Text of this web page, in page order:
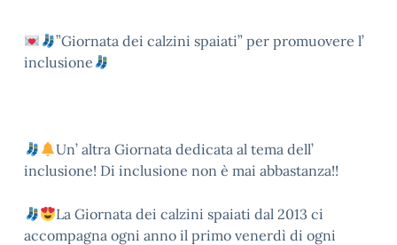
”Giornata dei calzini spaiati” per promuovere l’
inclusione
Un’ altra Giornata dedicata al tema dell’
inclusione! Di inclusione non è mai abbastanza!!
La Giornata dei calzini spaiati dal 2013 ci
accompagna ogni anno il primo venerdì di ogni